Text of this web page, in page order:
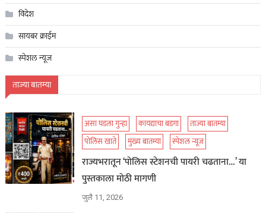
विदेश
सायबर क्राईम
स्पेशल न्यूज
ताज्या बातम्या
असा घडला गुन्हा कायद्याचा बडगा
ताज्या बातम्या
पोलिस खाते
मुख्य बातम्या स्पेशल न्यूज
राज्यभरातून ‘पोलिस स्टेशनची पायरी चढताना…’ या
पुस्तकाला मोठी मागणी
जुलै 11, 2026